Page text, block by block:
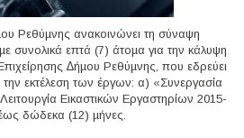
Ρεθύµνης ανακοινώνει τη σύναψη
συνολικά επτά (7) άτοµα για την κάλυψη
∆ήµου Ρεθύµνης, που εδρεύει
την εκτέλεση των έργων: α) «Συνεργασία
Εικαστικών Εργαστηρίων 2015-
δώδεκα (12) µήνες.